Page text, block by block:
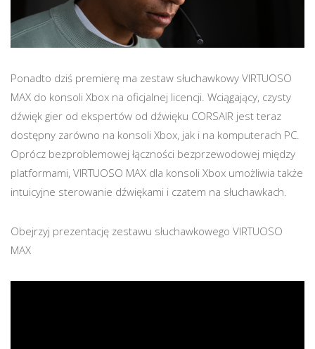
Ponadto dziś premierę ma zestaw słuchawkowy VIRTUOSO
MAX do konsoli Xbox na oficjalnej licencji. Wciągający, czysty
dźwięk gier od ekspertów od dźwięku CORSAIR jest teraz
dostępny zarówno na konsoli Xbox, jak i na komputerach PC.
Oprócz bezproblemowej łączności bezprzewodowej między
platformami, VIRTUOSO MAX dla konsoli Xbox umożliwia także
intuicyjne sterowanie dźwiękami i czatem na słuchawkach.
Obejrzyj prezentację zestawu słuchawkowego VIRTUOSO
MAX